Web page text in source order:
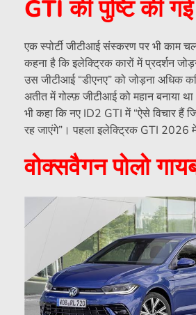
GTI की पुष्टि की गई
एक स्पोर्टी जीटीआई संस्करण पर भी काम
कहना है कि इलेक्ट्रिक कारों में प्रदर्शन
उस जीटीआई “डीएनए” को जोड़ना अधिक
अतीत में गोल्फ़ जीटीआई को महान बनाया
भी कहा कि नए ID2 GTI में “ऐसे विचार हैं
रह जाएंगे”। पहला इलेक्ट्रिक GTI 2026
वोक्सवैगन पोलो